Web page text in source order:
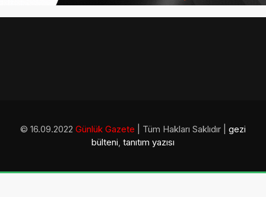
© 16.09.2022 Günlük Gazete | Tüm Hakları Saklıdır | gezi
bülteni, tanıtım yazısı